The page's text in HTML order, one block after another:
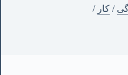
/ کار /